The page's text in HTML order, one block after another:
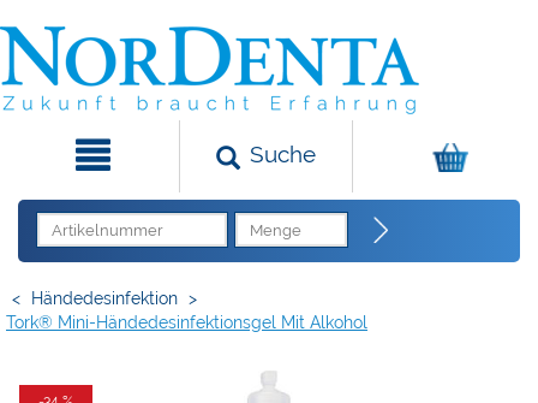
Suche
< Händedesinfektion >
Tork® Mini-Händedesinfektionsgel Mit Alkohol